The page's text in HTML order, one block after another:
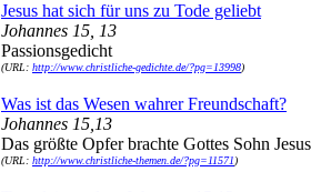
Jesus hat sich für uns zu Tode geliebt
Johannes 15, 13
Passionsgedicht
(URL: http://www.christliche-gedichte.de/?pg=13998)
Was ist das Wesen wahrer Freundschaft?
Johannes 15,13
Das größte Opfer brachte Gottes Sohn
(URL: http://www.christliche-themen.de/?pg=11571)